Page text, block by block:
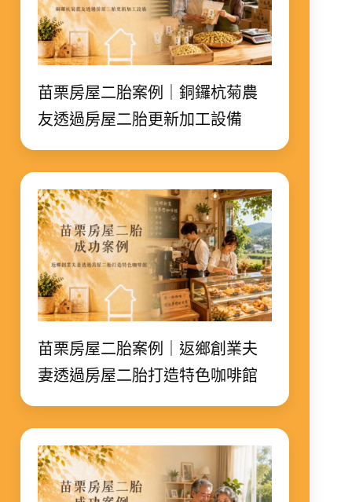
苗栗房屋二胎案例｜銅鑼杭菊農
友透過房屋二胎更新加工設備
苗栗房屋二胎案例｜返鄉創業夫
妻透過房屋二胎打造特色咖啡館